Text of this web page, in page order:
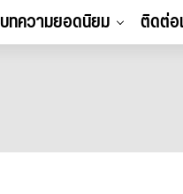
บทความยอดนิยม ติดต่อ